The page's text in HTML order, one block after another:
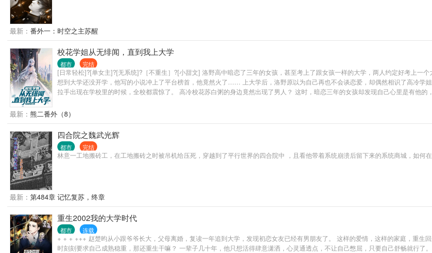
最新： 番外一：时空之主苏醒
校花学姐从无绯闻，直到我上大学
都市 完结
[日常轻松]?[单女主]?[无系统]?［不重生］?[小甜文] 洛野高中暗恋了三年的女孩，甚至考上了跟女孩一样的大学，两人约定好考上一
想到大学还没开学，他写的小说冲上了平台榜首，他竟然火了…… 上大学后，洛野原以为自己再也不会谈恋爱，却偶然相识了高冷学
拉手出现在学校里的时候，全校都震惊了。 高冷校花苏白粥的身边竟然出现了男人？ 这时，暗恋三年的女孩却发现自己心里是有他
最新： 熊二番外（8）
四合院之魏武光辉
都市 完结
林意一工地搬砖工，在工地搬砖之时被吊机给压死，穿越到了平行世界的四合院中 ，且看他带着系统崩溃后留下来的系统商城，如何
最新： 第484章 记忆复苏，终章
重生2002我的大学时代
都市 连载
+ + + +++ 赵楚昀从小跟爷爷长大，父母离婚，复读一年追到大学，发现初恋女友已经有男朋友了。 这样的爱情，这样的家庭，重生
时刻刻要求自己成熟稳重，那还重生干嘛？ 一辈子几十年，他只想活得肆意潇洒，心灵通透点，不让自己憋屈，只要自己舒畅就行了